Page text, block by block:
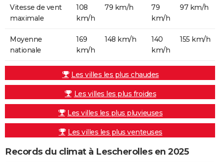
Vitesse de vent
maximale
108
km/h
79 km/h
79
km/h
97 km/h
Moyenne
nationale
169
km/h
148 km/h
140
km/h
155 km/h
Les villes les plus chaudes
Les villes les plus froides
Les villes les plus pluvieuses
Les villes les plus venteuses
Records du climat à Lescherolles en 2025